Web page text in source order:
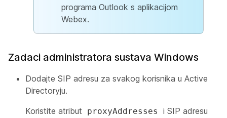
programa Outlook s aplikacijom
Webex.
Zadaci administratora sustava Windows
Dodajte SIP adresu za svakog korisnika u Active
Directoryju.
Koristite atribut
proxyAddresses
i SIP adresu